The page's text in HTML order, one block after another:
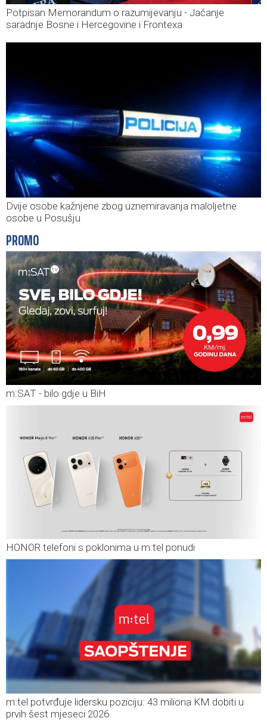
Potpisan Memorandum o razumijevanju - Jačanje
saradnje Bosne i Hercegovine i Frontexa
Dvije osobe kažnjene zbog uznemiravanja maloljetne
osobe u Posušju
PROMO
m:SAT - bilo gdje u BiH
HONOR telefoni s poklonima u m:tel ponudi
m:tel potvrđuje lidersku poziciju: 43 miliona KM dobiti u
prvih šest mjeseci 2026.